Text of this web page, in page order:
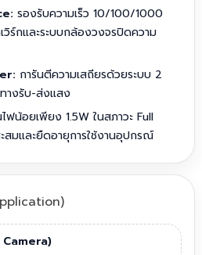
รองรับความเร็ว 10/100/1000
ร์กและระบบกล้องวงจรปิดความ
การันตีความเสถียรด้วยระบบ 2
างรับ-ส่งแสง
ฟน้อยเพียง 1.5W ในสภาวะ Full
มและยืดอายุการใช้งานอุปกรณ์